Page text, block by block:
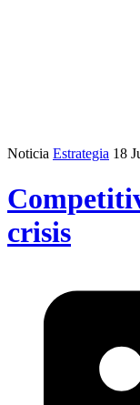
Noticia Estrategia 18
crisis